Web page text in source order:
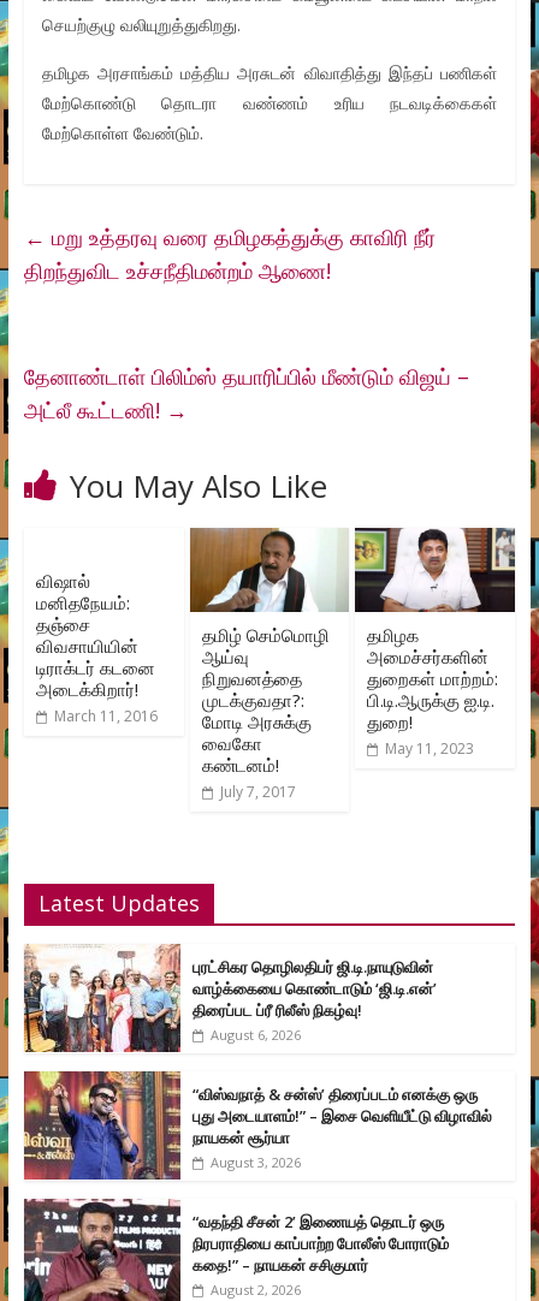
செயற்குழு வலியுறுத்துகிறது.
தமிழக அரசாங்கம் மத்திய அரசுடன் விவாதித்து இந்தப் பணிகள்
மேற்கொண்டு தொடரா வண்ணம் உரிய நடவடிக்கைகள்
மேற்கொள்ள வேண்டும்.
← மறு உத்தரவு வரை தமிழகத்துக்கு காவிரி நீர்
திறந்துவிட உச்சநீதிமன்றம் ஆணை!
தேனாண்டாள் பிலிம்ஸ் தயாரிப்பில் மீண்டும் விஜய் –
அட்லீ கூட்டணி! →
You May Also Like
விஷால்
மனிதநேயம்:
தஞ்சை
விவசாயியின்
டிராக்டர் கடனை
அடைக்கிறார்!
March 11, 2016
தமிழ் செம்மொழி
ஆய்வு
நிறுவனத்தை
முடக்குவதா?:
மோடி அரசுக்கு
வைகோ
கண்டனம்!
July 7, 2017
தமிழக
அமைச்சர்களின்
துறைகள் மாற்றம்:
பி.டி.ஆருக்கு ஐ.டி.
துறை!
May 11, 2023
Latest Updates
புரட்சிகர தொழிலதிபர் ஜி.டி.நாயுடுவின்
வாழ்க்கையை கொண்டாடும் ‘ஜி.டி.என்’
திரைப்பட ப்ரீ ரிலீஸ் நிகழ்வு!
August 6, 2026
“விஸ்வநாத் & சன்ஸ்’ திரைப்படம் எனக்கு ஒரு
புது அடையாளம்!” – இசை வெளியீட்டு விழாவில்
நாயகன் சூர்யா
August 3, 2026
“வதந்தி சீசன் 2’ இணையத் தொடர் ஒரு
நிரபராதியை காப்பாற்ற போலீஸ் போராடும்
கதை!” – நாயகன் சசிகுமார்
August 2, 2026